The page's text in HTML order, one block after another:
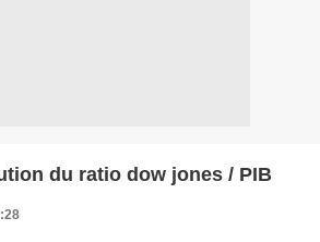
du ratio dow jones / PIB